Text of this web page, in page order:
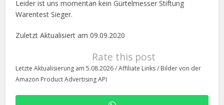
Leider ist uns momentan kein Gürtelmesser Stiftung
Warentest Sieger.
Zuletzt Aktualisiert am 09.09.2020
Rate this post
Letzte Aktualisierung am 5.08.2026 / Affiliate Links / Bilder von der
Amazon Product Advertising API